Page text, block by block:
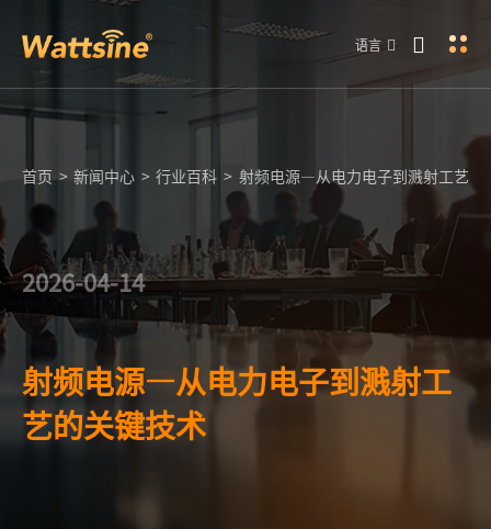
语言
首页 > 新闻中心 > 行业百科 > 射频电源—从电力电子到溅射工艺的
2026-04-14
射频电源—从电力电子到溅射工
艺的关键技术